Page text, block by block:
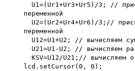
U1=(Ur1+Ur3+Ur5)/3; //
переменной
U2=(Ur2+Ur4+Ur6)/3;//
переменной
U12=U1+U2; // вычисляем
U21=U1-U2; // вычисляем
KSV=U12/U21;// вычисляем
lcd.setCursor(0, 0);